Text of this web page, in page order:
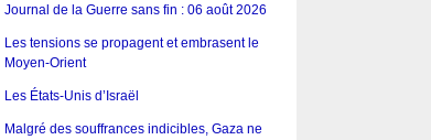
Journal de la Guerre sans fin : 06 août 2026
Les tensions se propagent et embrasent le
Moyen-Orient
Les États-Unis d’Israël
Malgré des souffrances indicibles, Gaza ne